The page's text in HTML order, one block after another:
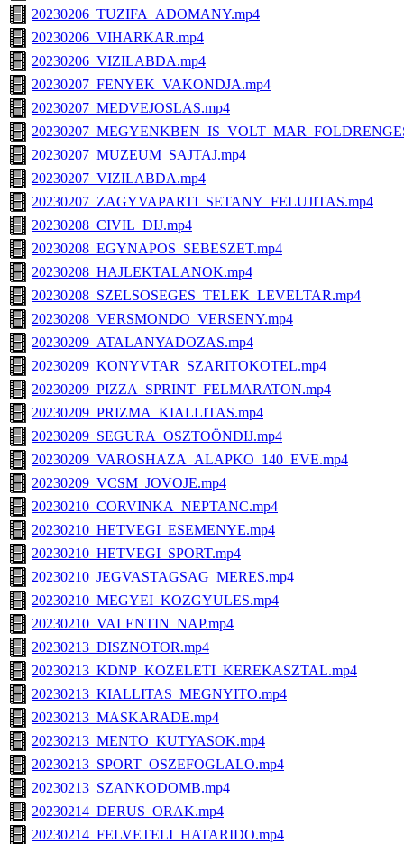
20230206_TUZIFA_ADOMANY.mp4
20230206_VIHARKAR.mp4
20230206_VIZILABDA.mp4
20230207_FENYEK_VAKONDJA.mp4
20230207_MEDVEJOSLAS.mp4
20230207_MUZEUM_SAJTAJ.mp4
20230207_VIZILABDA.mp4
20230207_ZAGYVAPARTI_SETANY_FELUJITAS.mp4
20230208_CIVIL_DIJ.mp4
20230208_EGYNAPOS_SEBESZET.mp4
20230208_HAJLEKTALANOK.mp4
20230208_SZELSOSEGES_TELEK_LEVELTAR.mp4
20230208_VERSMONDO_VERSENY.mp4
20230209_ATALANYADOZAS.mp4
20230209_KONYVTAR_SZARITOKOTEL.mp4
20230209_PIZZA_SPRINT_FELMARATON.mp4
20230209_PRIZMA_KIALLITAS.mp4
20230209_SEGURA_OSZTOÖNDIJ.mp4
20230209_VAROSHAZA_ALAPKO_140_EVE.mp4
20230209_VCSM_JOVOJE.mp4
20230210_CORVINKA_NEPTANC.mp4
20230210_HETVEGI_ESEMENYE.mp4
20230210_HETVEGI_SPORT.mp4
20230210_JEGVASTAGSAG_MERES.mp4
20230210_MEGYEI_KOZGYULES.mp4
20230210_VALENTIN_NAP.mp4
20230213_DISZNOTOR.mp4
20230213_KDNP_KOZELETI_KEREKASZTAL.mp4
20230213_KIALLITAS_MEGNYITO.mp4
20230213_MASKARADE.mp4
20230213_MENTO_KUTYASOK.mp4
20230213_SPORT_OSZEFOGLALO.mp4
20230213_SZANKODOMB.mp4
20230214_DERUS_ORAK.mp4
20230214_FELVETELI_HATARIDO.mp4